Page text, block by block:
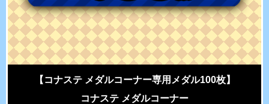
【コナステ メダルコーナー専用メダル100枚】
コナステ メダルコーナー